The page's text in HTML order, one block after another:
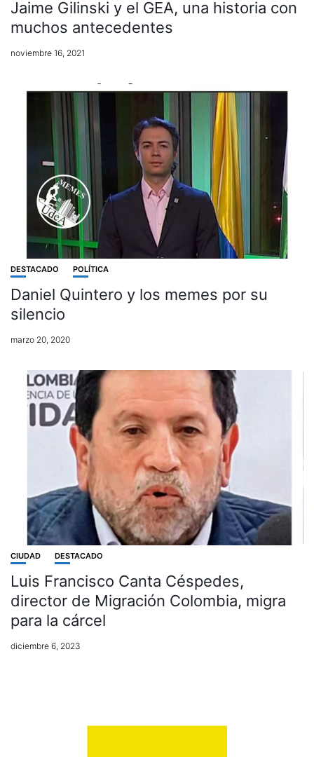
Jaime Gilinski y el GEA, una historia con
muchos antecedentes
noviembre 16, 2021
DESTACADO POLÍTICA
Daniel Quintero y los memes por su
silencio
marzo 20, 2020
CIUDAD DESTACADO
Luis Francisco Canta Céspedes,
director de Migración Colombia, migra
para la cárcel
diciembre 6, 2023